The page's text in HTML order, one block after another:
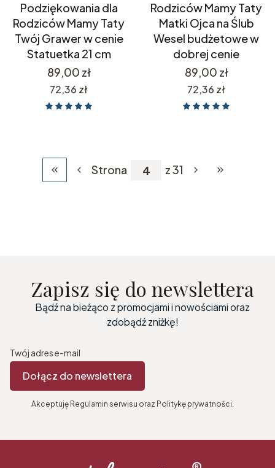
Podziękowania dla
Rodziców Mamy Taty
Twój Grawer w cenie
Statuetka 21 cm
Cena
89,00 zł
Cena
72,36 zł
Rodziców Mamy Taty
Matki Ojca na Ślub
Wesel budżetowe w
dobrej cenie
Cena
89,00 zł
Cena
72,36 zł
Wróć do pierwszej strony z produktami
Strona z 31 Przejdź do
Zapisz się do newslettera
Bądź na bieżąco z promocjami i nowościami oraz
zdobądź zniżkę!
Twój adres e-mail
Dołącz do newslettera
Akceptuję Regulamin serwisu oraz Politykę prywatności.